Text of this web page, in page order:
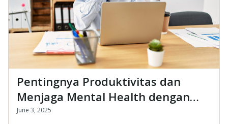
Pentingnya Produktivitas dan
Menjaga Mental Health dengan
Lingkungan Kerja yang Seimbang
June 3, 2025